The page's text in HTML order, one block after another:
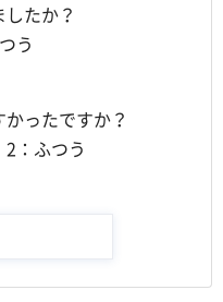
たか？
う
ったですか？
2：ふつう